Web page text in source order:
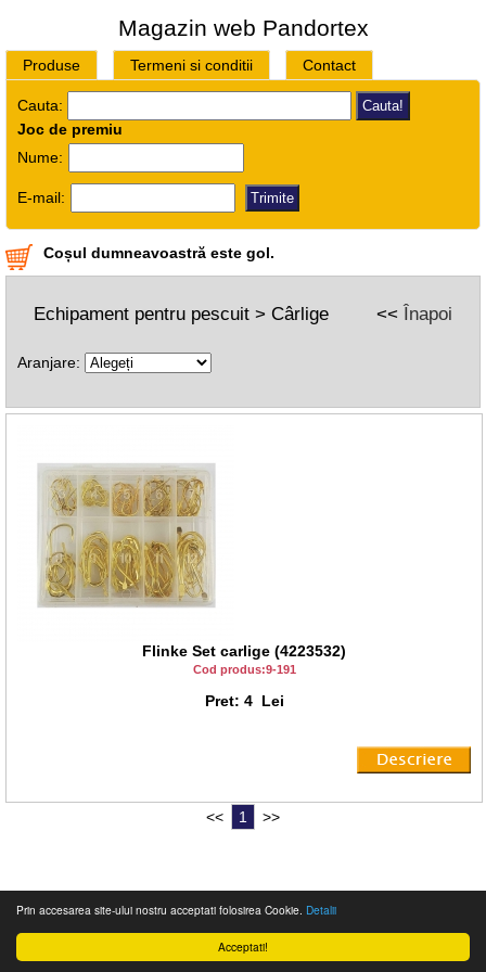
Acceptati!
Prin accesarea site-ului nostru acceptati folosirea Cookie. Detalii
Magazin web Pandortex
Produse Termeni si conditii Contact
Cauta:
Joc de premiu
Nume:
E-mail:
Coșul dumneavoastră este gol.
Echipament pentru pescuit > Cârlige << Înapoi
Aranjare:
Flinke Set carlige (4223532)
Cod produs:9-191
Pret: 4 Lei
<< 1 >>
© 2012 Magazin web Pandortex